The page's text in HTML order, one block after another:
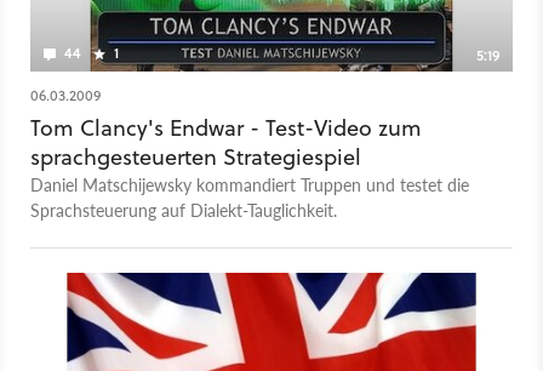
44 1
5:19
06.03.2009
Tom Clancy's Endwar - Test-Video zum
sprachgesteuerten Strategiespiel
Daniel Matschijewsky kommandiert Truppen und testet die
Sprachsteuerung auf Dialekt-Tauglichkeit.